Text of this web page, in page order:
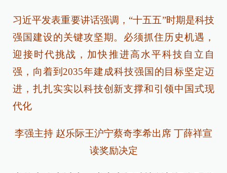
习近平发表重要讲话强调，“十五五”时期是科技
强国建设的关键攻坚期。必须抓住历史机遇，
迎接时代挑战，加快推进高水平科技自立自
强，向着到2035年建成科技强国的目标坚定迈
进，扎扎实实以科技创新支撑和引领中国式现
代化
李强主持 赵乐际王沪宁蔡奇李希出席 丁薛祥宣
读奖励决定